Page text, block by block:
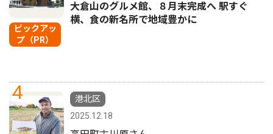
ピックアッ
プ（PR）
大倉山のグルメ館、８月末完成へ 駅すぐ
横、食の新名所で地域豊かに
4
港北区
2025.12.18